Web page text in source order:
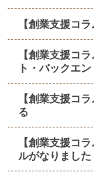
【創業支援コ
【創業支援コ
ト・バックエ
【創業支援コ
る
【創業支援コ
ルがなりました